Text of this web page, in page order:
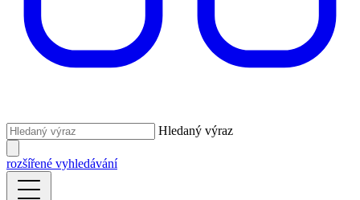
Hledaný výraz
rozšířené vyhledávání